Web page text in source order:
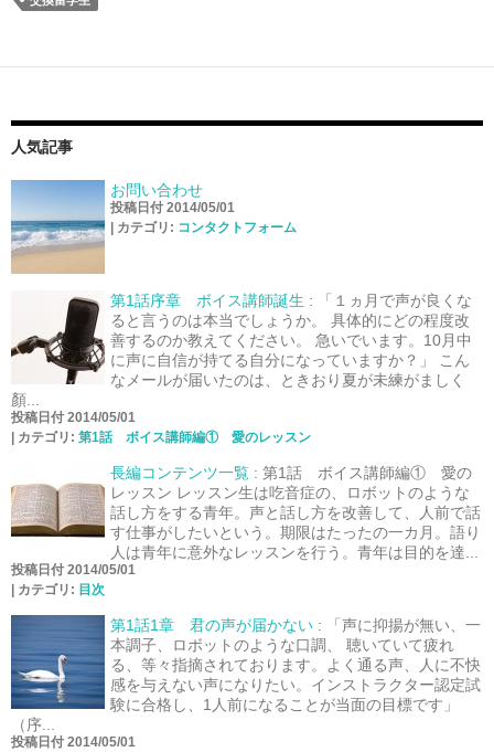
人気記事
お問い合わせ
投稿日付 2014/05/01
カテゴリ: コンタクトフォーム
第1話序章 ボイス講師誕生 :
「１ヵ月で声が良くな
ると言うのは本当でしょうか。 具体的にどの程度改
善するのか教えてください。 急いでいます。10月中
に声に自信が持てる自分になっていますか？」 こん
なメールが届いたのは、ときおり夏が未練がましく
顏...
投稿日付 2014/05/01
カテゴリ: 第1話 ボイス講師編① 愛のレッスン
長編コンテンツ一覧 : 第1話 ボイス講師編① 愛の
レッスン レッスン生は吃音症の、ロボットのような
話し方をする青年。声と話し方を改善して、人前で話
す仕事がしたいという。期限はたったの一カ月。語り
人は青年に意外なレッスンを行う。青年は目的を達...
投稿日付 2014/05/01
カテゴリ: 目次
第1話1章 君の声が届かない :
「声に抑揚が無い、一
本調子、ロボットのような口調、 聴いていて疲れ
る、等々指摘されております。よく通る声、人に不快
感を与えない声になりたい。インストラクター認定試
験に合格し、1人前になることが当面の目標です」
（序...
投稿日付 2014/05/01